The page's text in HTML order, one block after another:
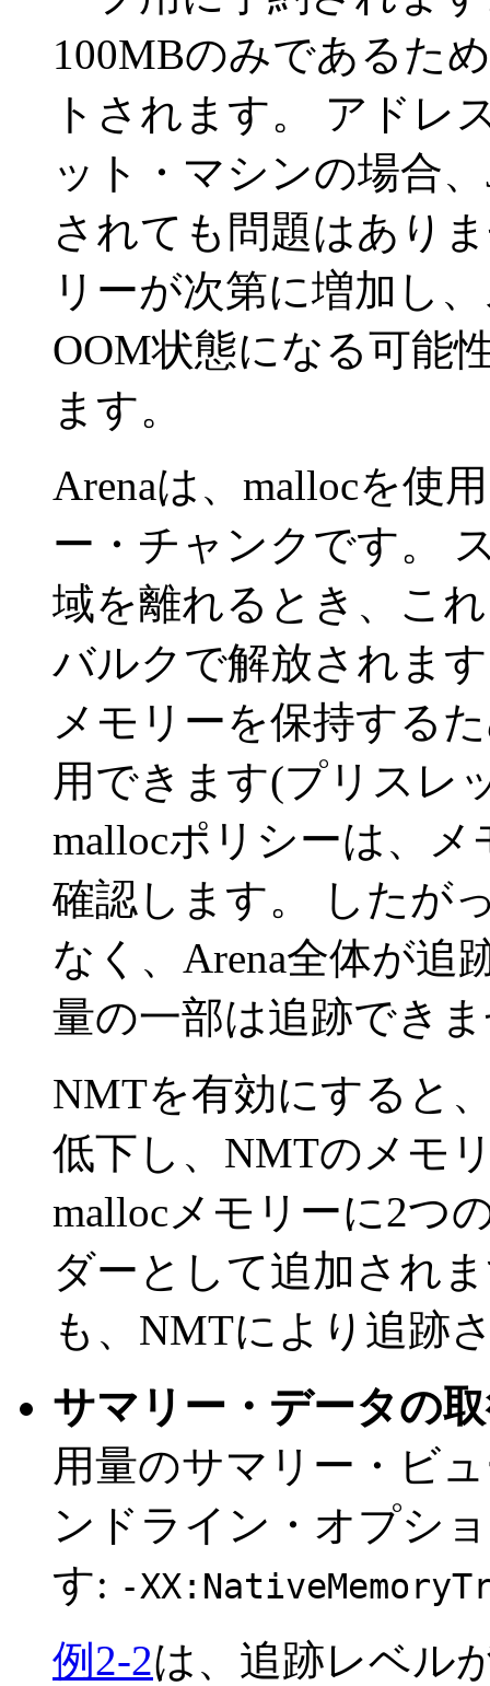
100MBのみであるた
トされます。
アドレ
ット・マシンの場合
されても問題はあり
リーが次第に増加し
OOM状態になる可能
ます。
Arenaは、mallocを使
ー・チャンクです。
域を離れるとき、こ
バルクで解放されま
メモリーを保持する
用できます(プリスレ
mallocポリシーは、
確認します。
したが
なく、Arena全体が追
量の一部は追跡でき
NMTを有効にすると
低下し、NMTのメモ
mallocメモリーに2つ
ダーとして追加され
も、NMTにより追跡
サマリー・データの
用量のサマリー ・ビ
ンドライン・オプシ
す: -
例2-2は、追跡レベル